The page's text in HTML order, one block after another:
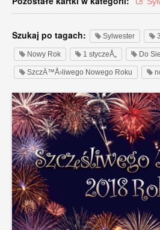
Szukaj po tagach: Sylwester
Nowy Rok 1 styczeÅ„ Do
SzczÄ™Å›liwego Nowego Roku